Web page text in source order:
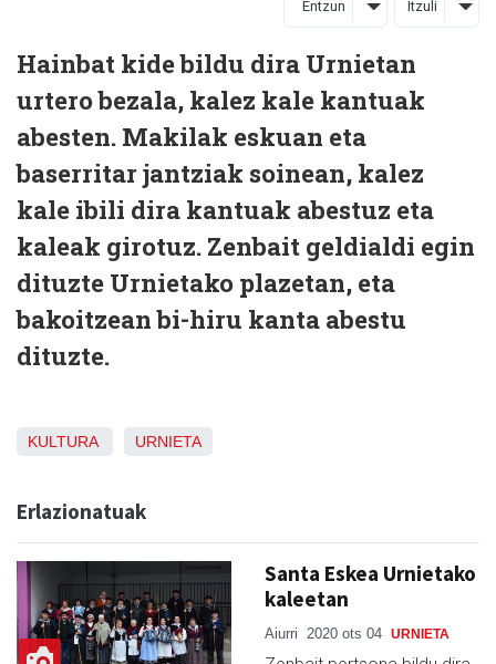
Entzun Itzuli
Hainbat kide bildu dira Urnietan
urtero bezala, kalez kale kantuak
abesten. Makilak eskuan eta
baserritar jantziak soinean, kalez
kale ibili dira kantuak abestuz eta
kaleak girotuz. Zenbait geldialdi egin
dituzte Urnietako plazetan, eta
bakoitzean bi-hiru kanta abestu
dituzte.
KULTURA URNIETA
Erlazionatuak
Santa Eskea Urnietako
kaleetan
Aiurri 2020 ots 04 URNIETA